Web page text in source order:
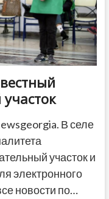
В селе
участок и
электронного
новости по…